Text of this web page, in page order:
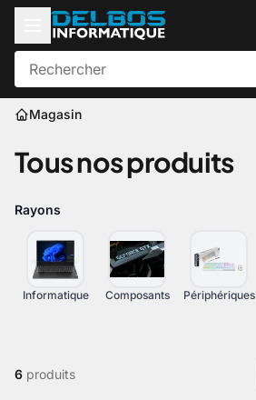
Magasin
Tous nos produits
Rayons
Informatique Composants Périphériques
6 produits